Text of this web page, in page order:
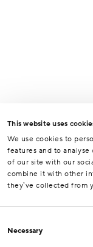
This website uses
We use cookies to
features and to
of our site with our
combine it with other
they’ve collected from
Selection
Necessary